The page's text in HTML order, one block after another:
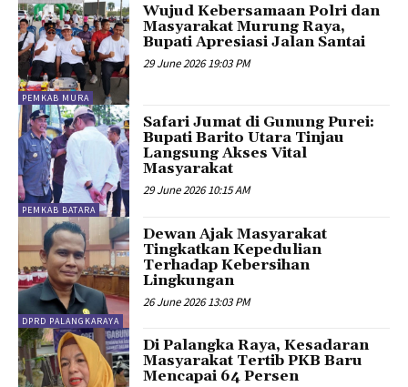
PEMKAB MURA
Wujud Kebersamaan Polri dan
Masyarakat Murung Raya,
Bupati Apresiasi Jalan Santai
29 June 2026 19:03 PM
PEMKAB BATARA
Safari Jumat di Gunung Purei:
Bupati Barito Utara Tinjau
Langsung Akses Vital
Masyarakat
29 June 2026 10:15 AM
DPRD PALANGKARAYA
Dewan Ajak Masyarakat
Tingkatkan Kepedulian
Terhadap Kebersihan
Lingkungan
26 June 2026 13:03 PM
Di Palangka Raya, Kesadaran
Masyarakat Tertib PKB Baru
Mencapai 64 Persen